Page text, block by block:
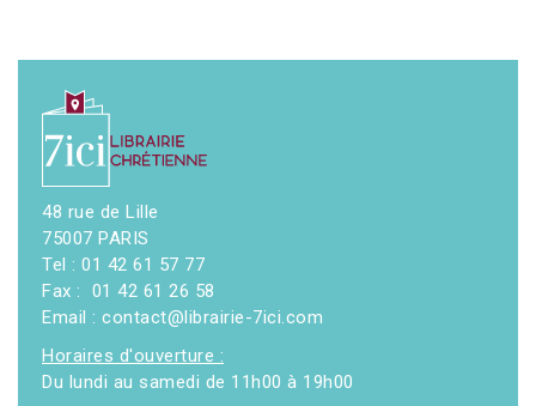
48 rue de Lille
75007 PARIS
Tel : 01 42 61 57 77
Fax : 01 42 61 26 58
Email : contact@librairie-7ici.com
Horaires d'ouverture :
Du lundi au samedi de 11h00 à 19h00